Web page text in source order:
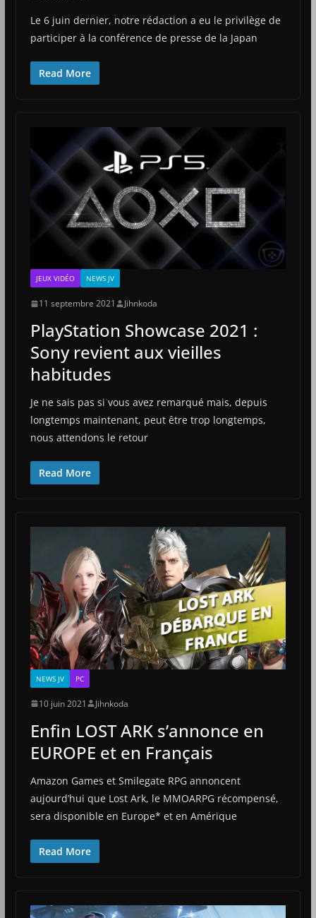
Le 6 juin dernier, notre rédaction a eu le privilège de
participer à la conférence de presse de la Japan
Read More
JEUX VIDÉO NEWS JV
11 septembre 2021 Jihnkoda
PlayStation Showcase 2021 :
Sony revient aux vieilles
habitudes
Je ne sais pas si vous avez remarqué mais, depuis
longtemps maintenant, peut être trop longtemps,
nous attendons le retour
Read More
NEWS JV PC
10 juin 2021 Jihnkoda
Enfin LOST ARK s’annonce en
EUROPE et en Français
Amazon Games et Smilegate RPG annoncent
aujourd’hui que Lost Ark, le MMOARPG récompensé,
sera disponible en Europe* et en Amérique
Read More